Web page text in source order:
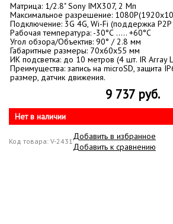
Матрица: 1/2.8" Sony IMX307, 2 Мп
Максимальное разрешение:
Подключение: 3G 4G, Wi-Fi (поддержка
Рабочая температура: -30°С ….. +60°С
Угол обзора/Объектив: 90° / 2.8 мм
Габаритные размеры: 70х60х55 мм
ИК подсветка: до 10 метров (4 шт. IR Array
Преимущества: запись на microSD, защита
размер, датчик движения.
9 737 руб.
Нет в наличии
Код товара: V-2431Добавить в избранное
Добавить к сравнению